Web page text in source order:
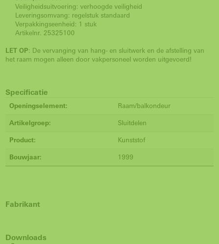
Veiligheidsuitvoering: verhoogde veiligheid
Leveringsomvang: regelstuk standaard
Verpakkingseenheid: 1 stuk
Artikelnr. 25325100
LET OP: De vervanging van hang- en sluitwerk en de afstelling van
het raam mogen alleen door vakpersoneel worden uitgevoerd!
Specificatie
Openingselement: Raam/balkondeur
Artikelgroep: Sluitdelen
Product: Kunststof
Bouwjaar: 1999
Fabrikant
Downloads